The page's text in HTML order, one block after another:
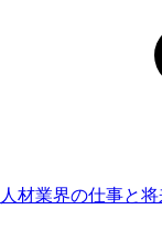
人材業界の仕事と